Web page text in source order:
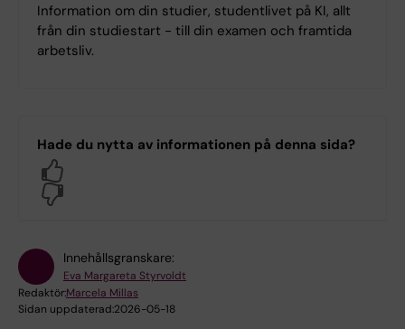
Information om din studier, studentlivet på KI, allt
från din studiestart - till din examen och framtida
arbetsliv.
Hade du nytta av informationen på denna sida?
Innehållsgranskare:
Eva Margareta Styrvoldt
Redaktör:Marcela Millas
Sidan uppdaterad:2026-05-18